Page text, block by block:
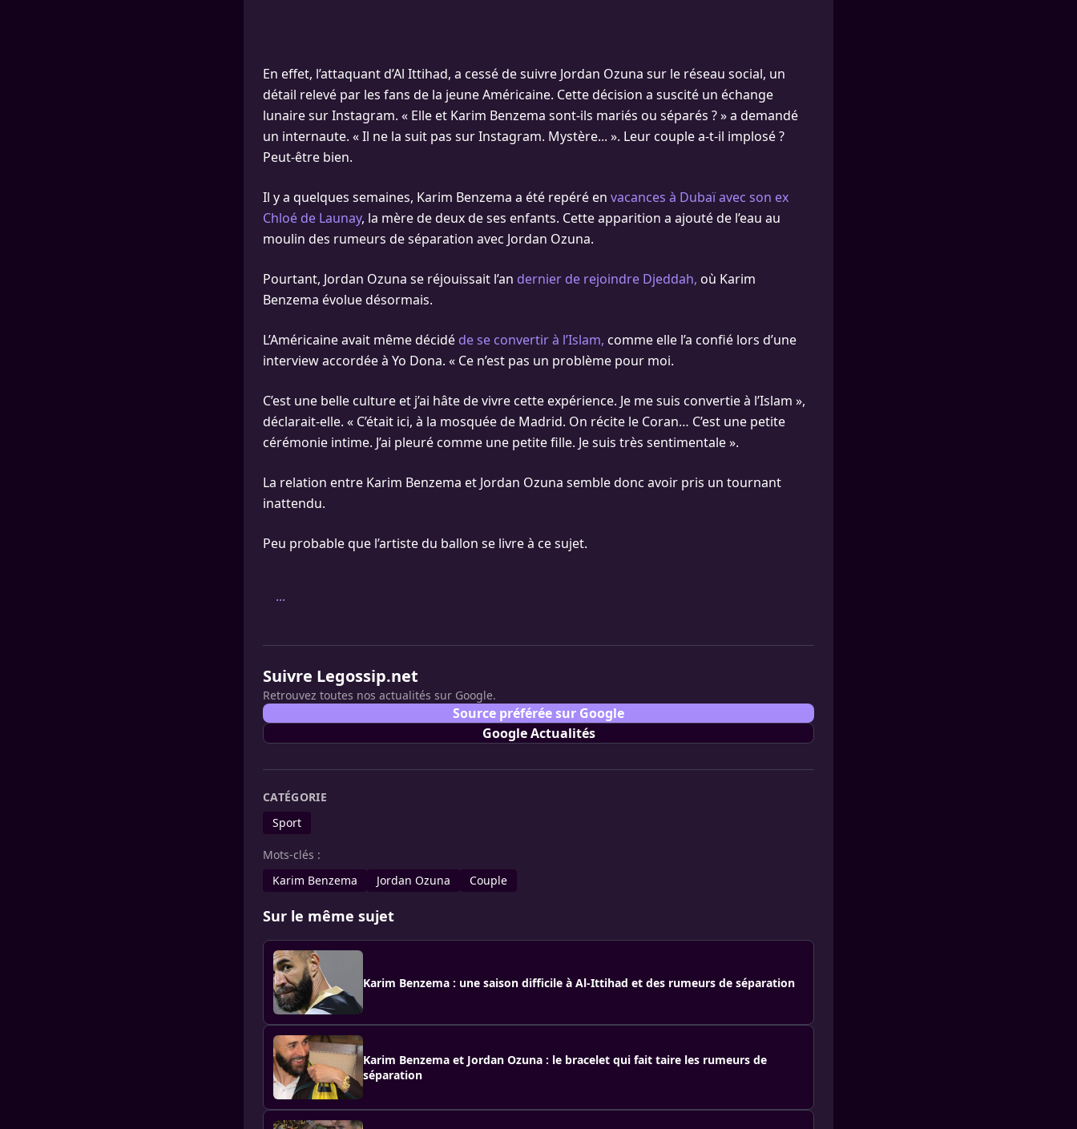
En effet, l’attaquant d’Al Ittihad, a cessé de suivre Jordan Ozuna sur le réseau social, un
détail relevé par les fans de la jeune Américaine. Cette décision a suscité un échange
lunaire sur Instagram. « Elle et Karim Benzema sont-ils mariés ou séparés ? » a demandé
un internaute. « Il ne la suit pas sur Instagram. Mystère... ». Leur couple a-t-il implosé ?
Peut-être bien.
Il y a quelques semaines, Karim Benzema a été repéré en vacances à Dubaï avec son ex
Chloé de Launay, la mère de deux de ses enfants. Cette apparition a ajouté de l’eau au
moulin des rumeurs de séparation avec Jordan Ozuna.
Pourtant, Jordan Ozuna se réjouissait l’an dernier de rejoindre Djeddah, où Karim
Benzema évolue désormais.
L’Américaine avait même décidé de se convertir à l’Islam, comme elle l’a confié lors d’une
interview accordée à Yo Dona. « Ce n’est pas un problème pour moi.
C’est une belle culture et j’ai hâte de vivre cette expérience. Je me suis convertie à l’Islam »,
déclarait-elle. « C’était ici, à la mosquée de Madrid. On récite le Coran… C’est une petite
cérémonie intime. J’ai pleuré comme une petite fille. Je suis très sentimentale ».
La relation entre Karim Benzema et Jordan Ozuna semble donc avoir pris un tournant
inattendu.
Peu probable que l’artiste du ballon se livre à ce sujet.
...
Suivre Legossip.net
Retrouvez toutes nos actualités sur Google.
Source préférée sur Google
Google Actualités
CATÉGORIE
Sport
Mots-clés :
Karim Benzema
Jordan Ozuna Couple
Sur le même sujet
Karim Benzema : une saison difficile à Al-Ittihad et des rumeurs de séparation
Karim Benzema et Jordan Ozuna : le bracelet qui fait taire les rumeurs de
séparation